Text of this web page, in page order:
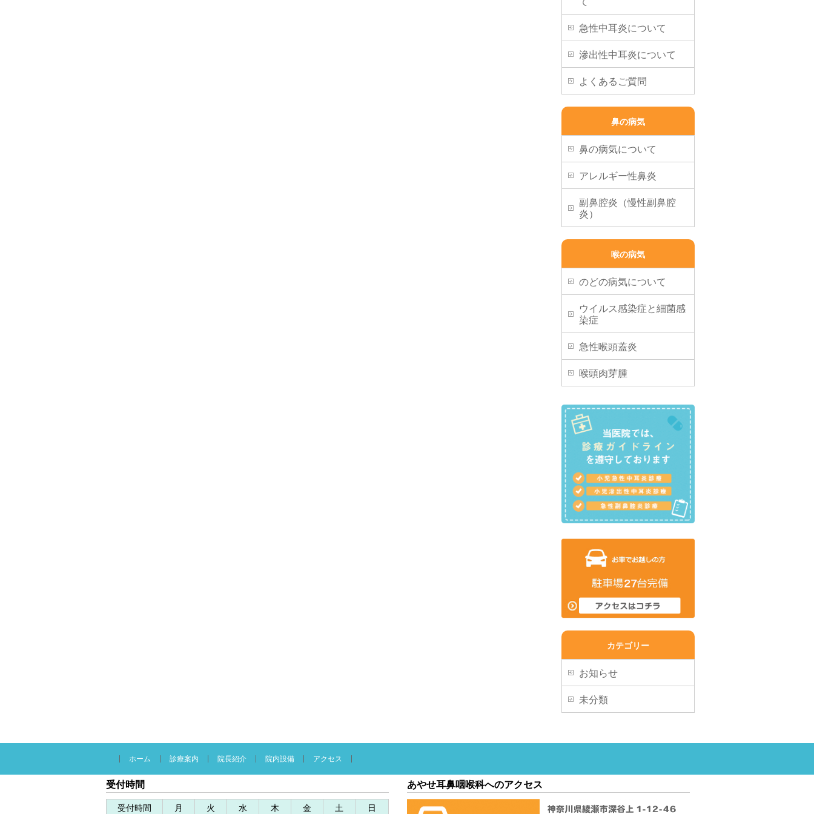
急性中耳炎について
滲出性中耳炎について
よくあるご質問
鼻の病気
鼻の病気について
アレルギー性鼻炎
副鼻腔炎（慢性副鼻腔
炎）
喉の病気
のどの病気について
ウイルス感染症と細菌感
染症
急性喉頭蓋炎
喉頭肉芽腫
カテゴリー
お知らせ
未分類
ホーム 診療案内 院長紹介 院内設備 アクセス
受付時間
受付時間 月 火 水 木 金 土 日
あやせ耳鼻咽喉科へのアクセス